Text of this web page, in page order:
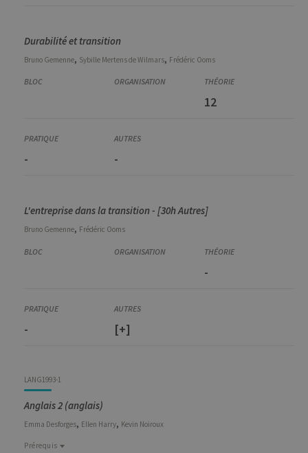
Durabilité et transition
Bruno Gemenne, Sybille Mertens de Wilmars, Frédéric Ooms
12
- -
L'entreprise dans la transition - [30h Autres]
Bruno Gemenne, Frédéric Ooms
-
- [+]
LANG1993-1
Anglais 2 (anglais)
Emma Desforges, Ellen Harry, Kevin Noiroux
Prérequis